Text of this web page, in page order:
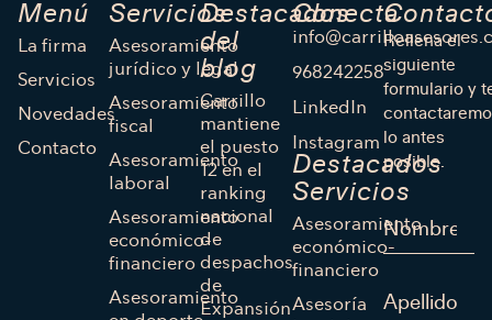
Menú
La firma
Servicios
Novedades
Contacto
Servicios
Asesoramiento
jurídico y legal
Asesoramiento
fiscal
Asesoramiento
laboral
Asesoramiento
económico-
financiero
Asesoramiento
Destacados
del
blog
Carrillo
mantiene
el puesto
12 en el
ranking
nacional
de
despachos
de
Expansión
Conecta
968242258
LinkedIn
Instagram
Destacados
Servicios
Asesoramiento
económico-
financiero
Asesoría
Rellena el
siguiente
formulario y
lo antes
posible.